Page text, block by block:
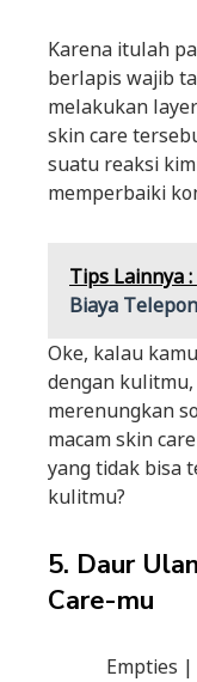
Karena itulah
berlapis wajib
melakukan
skin care
suatu reaksi
memperbaiki
Tips Lainnya :
Biaya
Oke, kalau
dengan
merenungkan
macam skin
yang tidak bisa
kulitmu?
5. Daur
Care-mu
Empties |